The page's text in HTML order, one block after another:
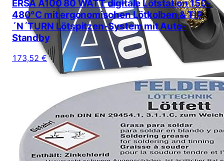
ERSA A100 80 WATT digitale Lötstation 150-
480°C mit ergonomischen Lötkolben & TIP
´N´TURN Lötspitzen-System mit Auto-
Standby
173,52 €